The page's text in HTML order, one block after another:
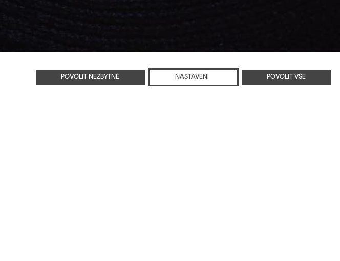
POVOLIT NEZBYTNÉ NASTAVENÍ POVOLIT VŠE